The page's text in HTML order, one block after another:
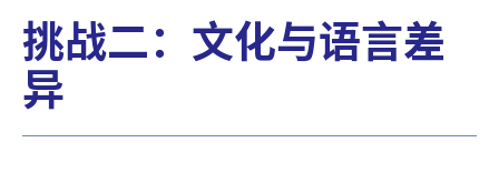
挑战二：文化与语言差
异